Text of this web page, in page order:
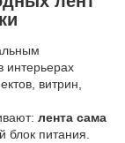
интерьерах
витрин,
лента сама
блок питания.